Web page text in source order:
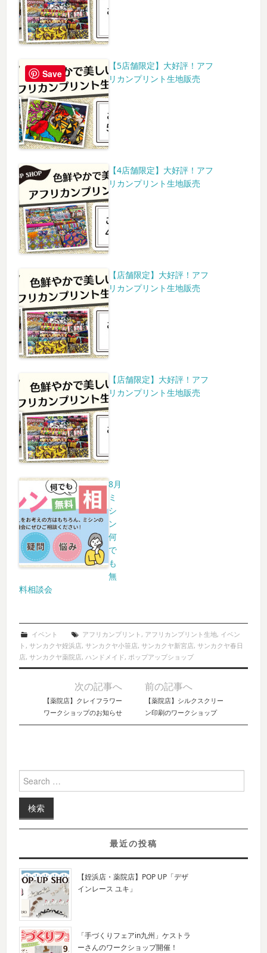
【5店舗限定】大好評！アフ
リカンプリント生地販売
【4店舗限定】大好評！アフ
リカンプリント生地販売
【店舗限定】大好評！アフ
リカンプリント生地販売
【店舗限定】大好評！アフ
リカンプリント生地販売
8月
ミ
シ
ン
何
で
も
無
料相談会
イベント アフリカンプリント , アフリカンプリント生地, イベン
ト , サンカクヤ姪浜店, サンカクヤ小笹店, サンカクヤ新宮店, サンカクヤ春日
店, サンカクヤ薬院店, ハンドメイド, ポップアップショップ
Post navigation
次の記事へ
【薬院店】クレイフラワー
ワークショップのお知らせ
前の記事へ
【薬院店】シルクスクリー
ン印刷のワークショップ
Search for:
最近の投稿
【姪浜店・薬院店】POP UP「デザ
インレース ユキ」
「手づくりフェアin九州」ケストラ
ーさんのワークショップ開催！
Save